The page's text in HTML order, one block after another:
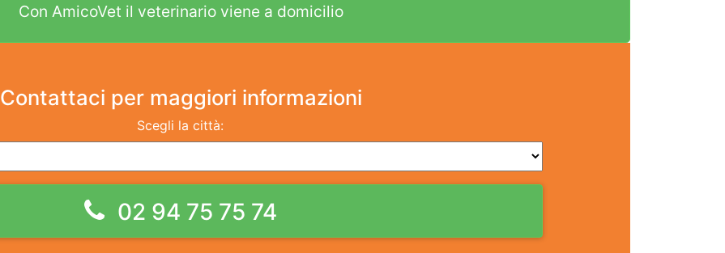
Con AmicoVet il veterinario viene a domicilio
Contattaci per maggiori informazioni
Scegli la città:
02 94 75 75 74